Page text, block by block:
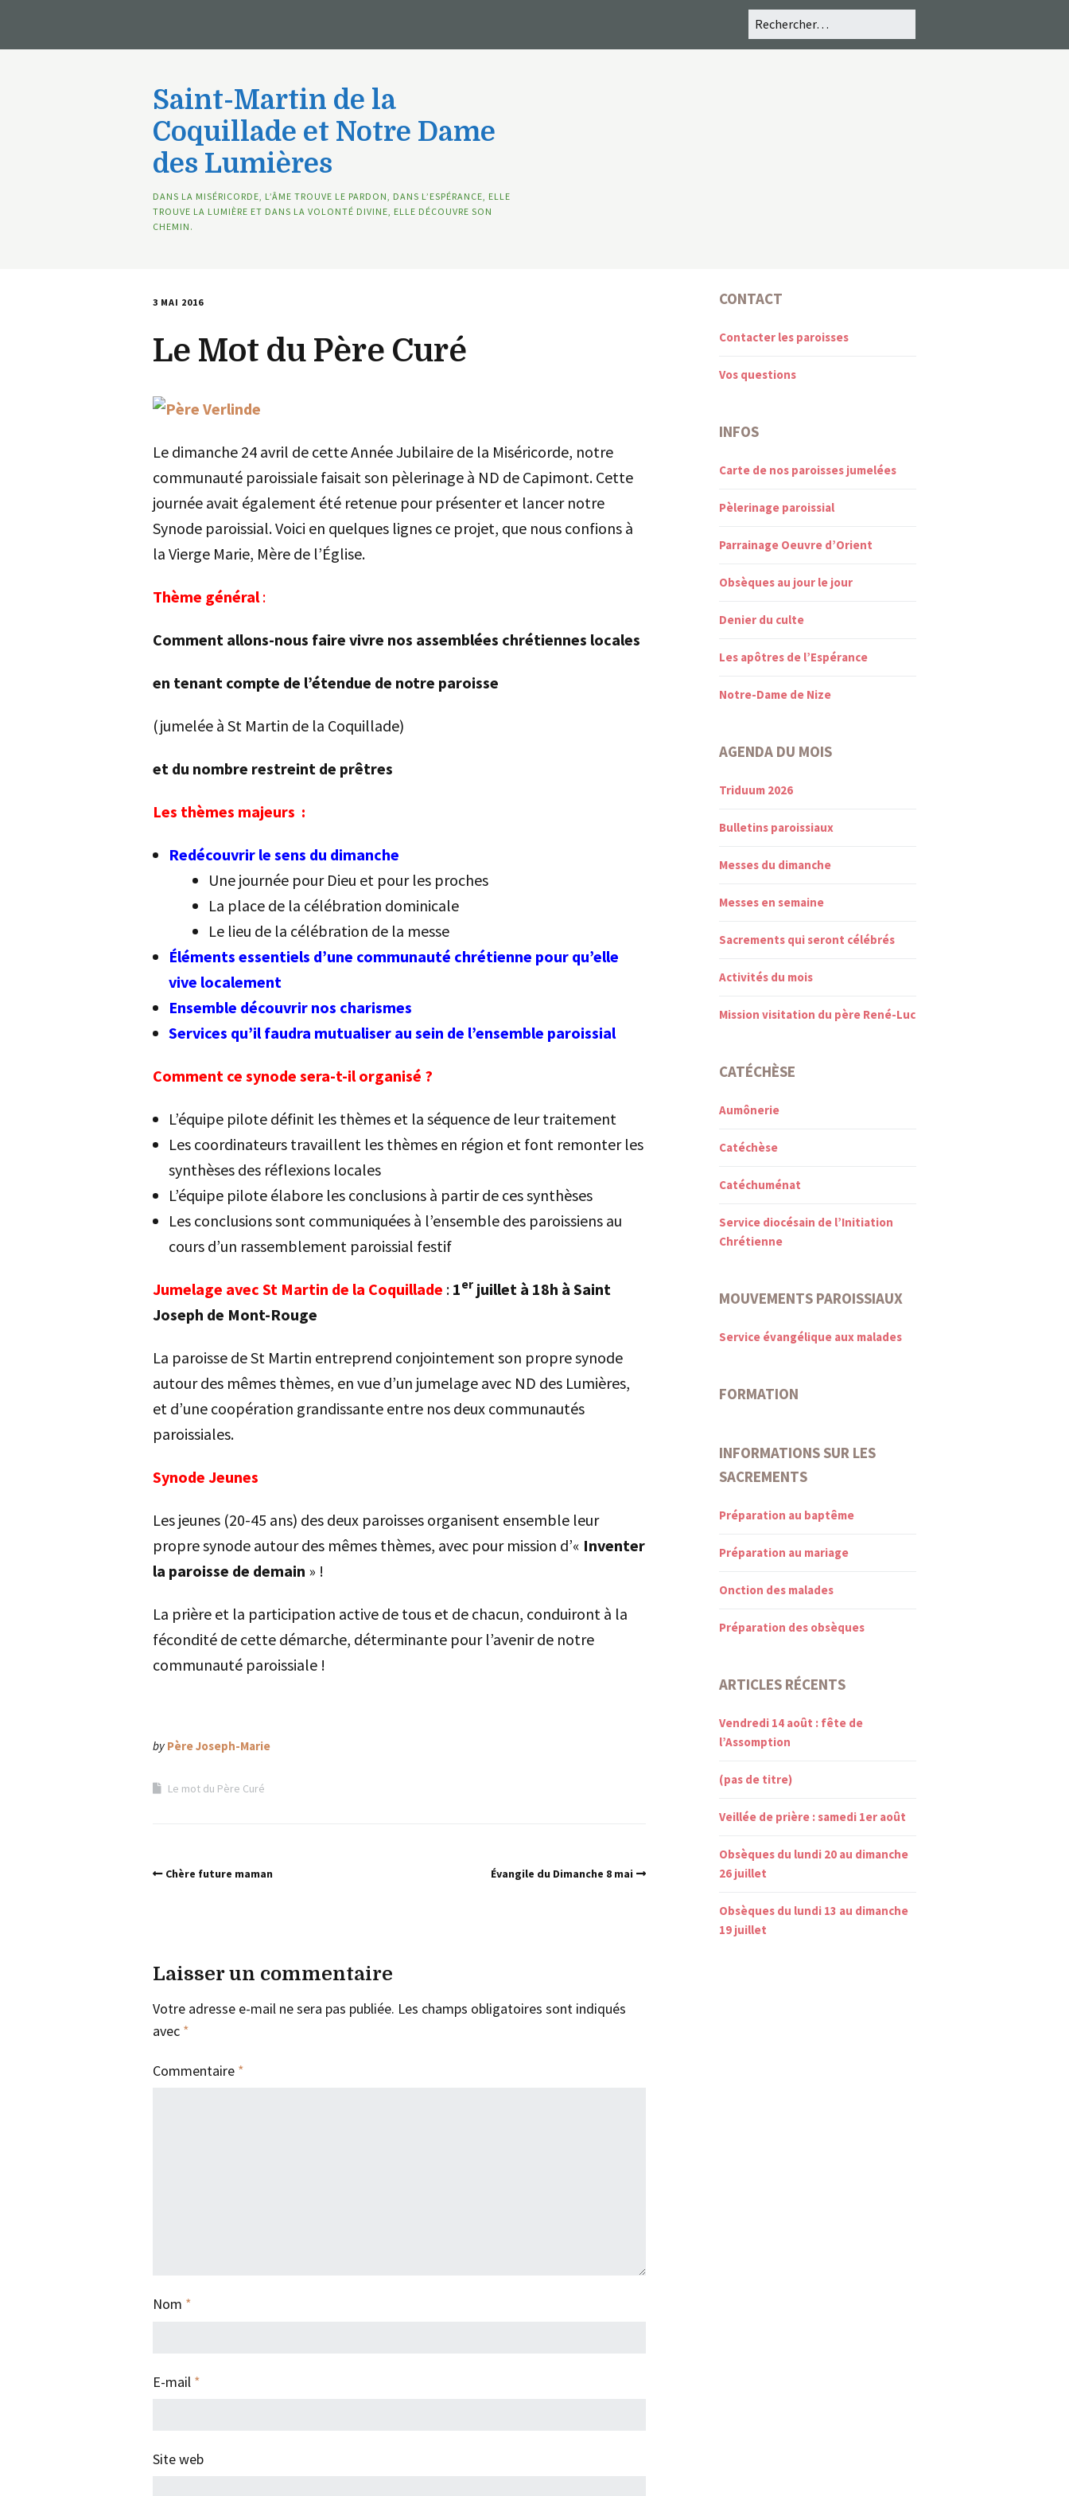
Saint-Martin de la
Coquillade et Notre Dame
des Lumières
DANS LA MISÉRICORDE, L’ÂME TROUVE LE PARDON, DANS L’ESPÉRANCE, ELLE
TROUVE LA LUMIÈRE ET DANS LA VOLONTÉ DIVINE, ELLE DÉCOUVRE SON
CHEMIN.
3 MAI 2016
Le Mot du Père Curé
Le dimanche 24 avril de cette Année Jubilaire de la Miséricorde, notre
communauté paroissiale faisait son pèlerinage à ND de Capimont. Cette
journée avait également été retenue pour présenter et lancer notre
Synode paroissial. Voici en quelques lignes ce projet, que nous confions à
la Vierge Marie, Mère de l’Église.
Thème général :
Comment allons-nous faire vivre nos assemblées chrétiennes locales
en tenant compte de l’étendue de notre paroisse
(jumelée à St Martin de la Coquillade)
et du nombre restreint de prêtres
Les thèmes majeurs :
Redécouvrir le sens du dimanche
Une journée pour Dieu et pour les proches
La place de la célébration dominicale
Le lieu de la célébration de la messe
Éléments essentiels d’une communauté chrétienne pour qu’elle
vive localement
Ensemble découvrir nos charismes
Services qu’il faudra mutualiser au sein de l’ensemble paroissial
Comment ce synode sera-t-il organisé ?
L’équipe pilote définit les thèmes et la séquence de leur traitement
Les coordinateurs travaillent les thèmes en région et font remonter les
synthèses des réflexions locales
L’équipe pilote élabore les conclusions à partir de ces synthèses
Les conclusions sont communiquées à l’ensemble des paroissiens au
cours d’un rassemblement paroissial festif
Jumelage avec St Martin de la Coquillade : 1er juillet à 18h à Saint
Joseph de Mont-Rouge
La paroisse de St Martin entreprend conjointement son propre synode
autour des mêmes thèmes, en vue d’un jumelage avec ND des Lumières,
et d’une coopération grandissante entre nos deux communautés
paroissiales.
Synode Jeunes
Les jeunes (20-45 ans) des deux paroisses organisent ensemble leur
propre synode autour des mêmes thèmes, avec pour mission d’« Inventer
la paroisse de demain » !
La prière et la participation active de tous et de chacun, conduiront à la
fécondité de cette démarche, déterminante pour l’avenir de notre
communauté paroissiale !
by Père Joseph-Marie
Le mot du Père Curé
Chère future maman Évangile du Dimanche 8 mai
Laisser un commentaire
Votre adresse e-mail ne sera pas publiée. Les champs obligatoires sont indiqués
avec *
Commentaire *
Nom *
E-mail *
Site web
CONTACT
Contacter les paroisses
Vos questions
INFOS
Carte de nos paroisses jumelées
Pèlerinage paroissial
Parrainage Oeuvre d’Orient
Obsèques au jour le jour
Denier du culte
Les apôtres de l’Espérance
Notre-Dame de Nize
AGENDA DU MOIS
Triduum 2026
Bulletins paroissiaux
Messes du dimanche
Messes en semaine
Sacrements qui seront célébrés
Activités du mois
Mission visitation du père René-Luc
CATÉCHÈSE
Aumônerie
Catéchèse
Catéchuménat
Service diocésain de l’Initiation
Chrétienne
MOUVEMENTS PAROISSIAUX
Service évangélique aux malades
FORMATION
INFORMATIONS SUR LES
SACREMENTS
Préparation au baptême
Préparation au mariage
Onction des malades
Préparation des obsèques
ARTICLES RÉCENTS
Vendredi 14 août : fête de
l’Assomption
(pas de titre)
Veillée de prière : samedi 1er août
Obsèques du lundi 20 au dimanche
26 juillet
Obsèques du lundi 13 au dimanche
19 juillet